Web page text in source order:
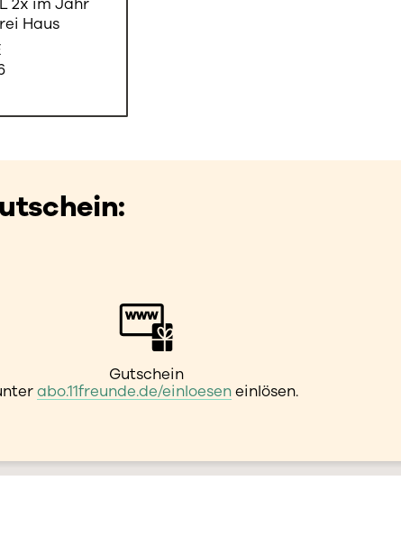
2x im Jahr
Haus
Gutschein
abo.11freunde.de/einloesen einlösen.